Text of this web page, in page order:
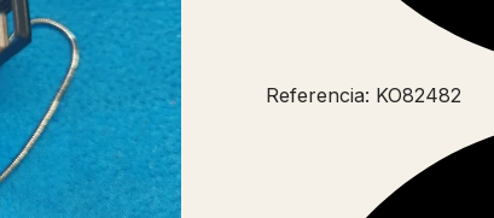
Referencia: KO82482